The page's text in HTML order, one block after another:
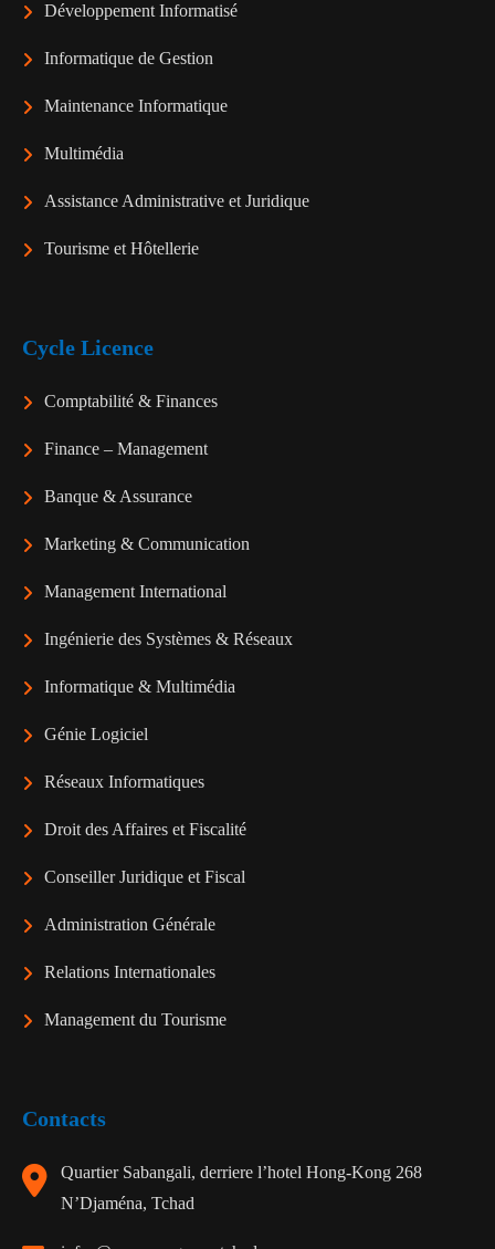
Développement Informatisé
Informatique de Gestion
Maintenance Informatique
Multimédia
Assistance Administrative et Juridique
Tourisme et Hôtellerie
Cycle Licence
Comptabilité & Finances
Finance – Management
Banque & Assurance
Marketing & Communication
Management International
Ingénierie des Systèmes & Réseaux
Informatique & Multimédia
Génie Logiciel
Réseaux Informatiques
Droit des Affaires et Fiscalité
Conseiller Juridique et Fiscal
Administration Générale
Relations Internationales
Management du Tourisme
Contacts
Quartier Sabangali, derriere l’hotel Hong-Kong 268
N’Djaména, Tchad